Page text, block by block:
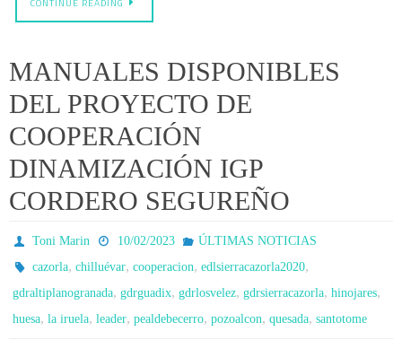
MANUALES DISPONIBLES
DEL PROYECTO DE
COOPERACIÓN
DINAMIZACIÓN IGP
CORDERO SEGUREÑO
Toni Marin 10/02/2023
ÚLTIMAS NOTICIAS
cazorla,chilluévar,cooperacion,edlsierracazorla2020,
gdraltiplanogranada, gdrguadix, gdrlosvelez, gdrsierracazorla, hinojares,
huesa, la iruela, leader, pealdebecerro, pozoalcon, quesada, santotome